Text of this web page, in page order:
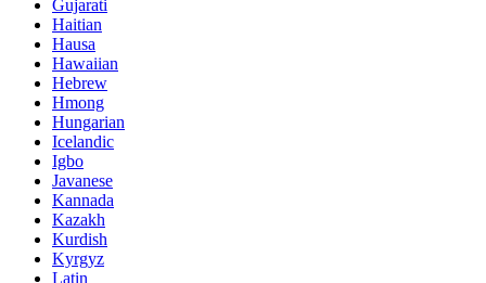
Gujarati
Haitian
Hausa
Hawaiian
Hebrew
Hmong
Hungarian
Icelandic
Igbo
Javanese
Kannada
Kazakh
Kurdish
Kyrgyz
Latin